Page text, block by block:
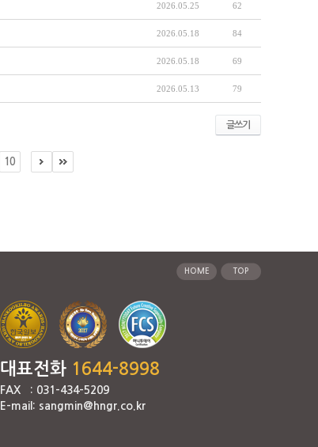
2026.05.25 62
2026.05.18 84
2026.05.18 69
2026.05.13 79
글쓰기
10
HOME TOP
대표전화 1644-8998
FAX : 031-434-5209
E-mail: sangmin@hngr.co.kr